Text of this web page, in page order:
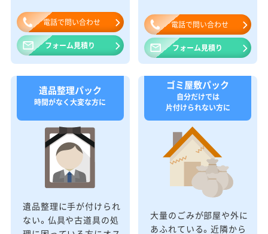
電話で問い合わせ
フォーム見積り
電話で問い合わせ
フォーム見積り
遺品整理パック
時間がなく大変な方に
遺品整理に手が付けられ
ない。仏具や古道具の処
ゴミ屋敷パック
自分だけでは
片付けられない方に
大量のごみが部屋や外に
あふれている。近隣から